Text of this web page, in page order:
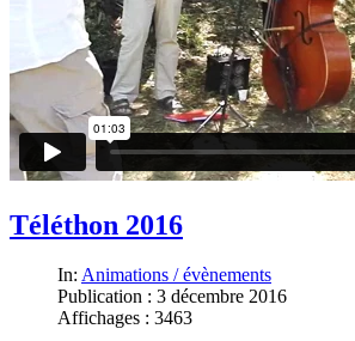
Téléthon 2016
In: Animations / évènements
Publication : 3 décembre 2016
Affichages : 3463